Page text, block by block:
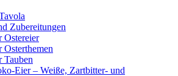
Zubereitungen
Ostereier
Osterthemen
Tauben
Eier – Weiße, Zartbitter- und